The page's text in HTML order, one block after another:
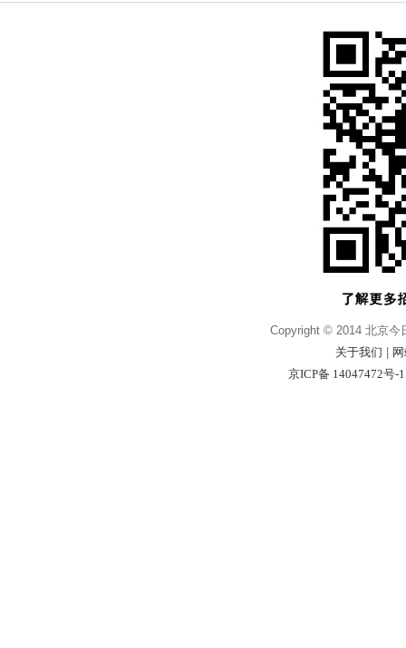
Copyright © 2014 北京今
关于我们
京ICP备 14047472号-